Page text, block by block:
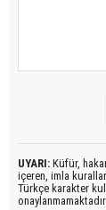
UYARI: Küfür,
içeren, imla
Türkçe karakter